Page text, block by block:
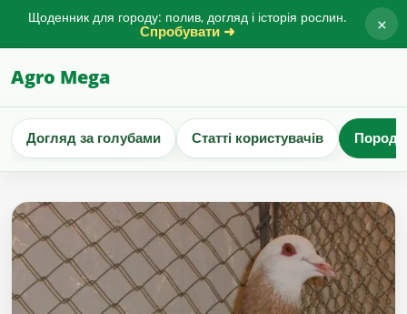
Щоденник для городу: полив, догляд і історія рослин.
Спробувати ➜ ×
Agro Mega
Догляд за голубами Статті користувачів Породи